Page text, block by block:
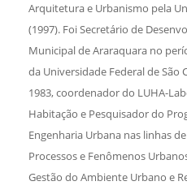
Arquitetura e Urbanismo pela
(1997). Foi Secretário de
Municipal de Araraquara no
da Universidade Federal de São
1983, coordenador do LUHA-
Habitação e Pesquisador do
Engenharia Urbana nas linhas
Processos e Fenômenos
Gestão do Ambiente Urbano e